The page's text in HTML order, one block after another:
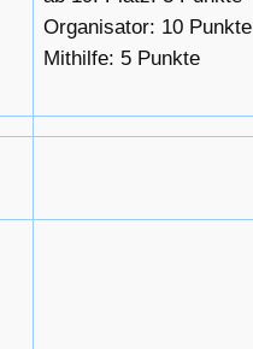
Organisator: 10 Punkte
Mithilfe: 5 Punkte